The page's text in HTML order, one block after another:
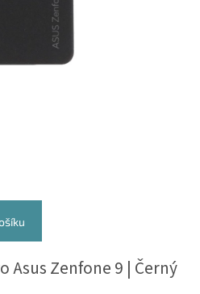
Asus Zenfone 9 | Černý